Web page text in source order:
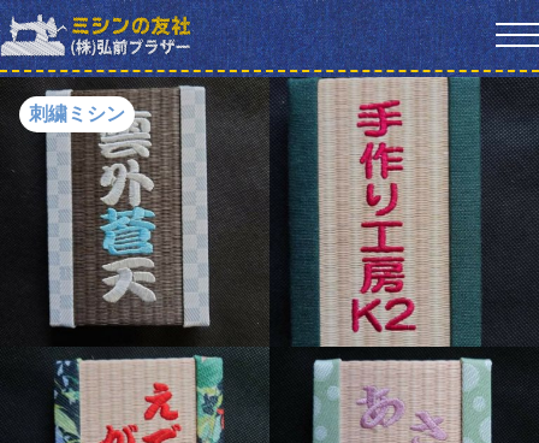
刺繍ミシン